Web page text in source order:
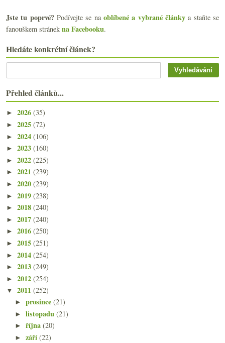
Jste tu poprvé?Podívejte se naoblíbené a vybrané články a staňte se
fanouškem stránek na Facebooku.
Hledáte konkrétní článek?
Přehled článků...
► 2026 (35)
► 2025 (72)
► 2024 (106)
► 2023 (160)
► 2022 (225)
► 2021 (239)
► 2020 (239)
► 2019 (238)
► 2018 (240)
► 2017 (240)
► 2016 (250)
► 2015 (251)
► 2014 (254)
► 2013 (249)
► 2012 (254)
▼ 2011 (252)
►prosince(21)
►listopadu(21)
►října(20)
►září(22)